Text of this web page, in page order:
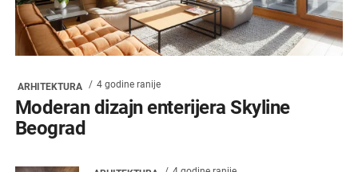
ARHITEKTURA 4 godine ranije
Moderan dizajn enterijera Skyline
Beograd